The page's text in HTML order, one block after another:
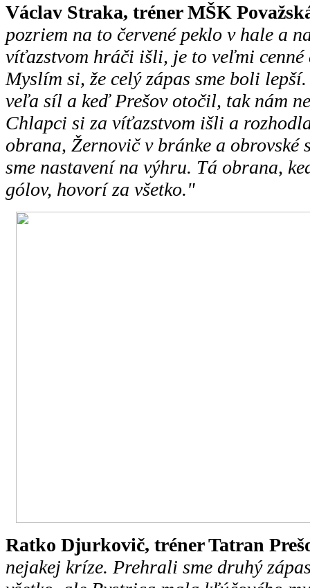
Václav Straka, tréner MŠK
pozriem na to červené peklo v hale a
víťazstvom hráči išli, je to veľmi cenné
Myslím si, že celý zápas sme boli
veľa síl a keď Prešov otočil, tak nám
Chlapci si za víťazstvom išli a
obrana, Žernovič v bránke a obrovské
sme nastavení na výhru. Tá obrana,
gólov, hovorí za všetko."
Ratko Djurkovič, tréner Tatran
nejakej kríze. Prehrali sme druhý